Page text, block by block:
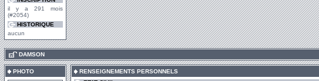
il y a 291 mois
(#2054)
HISTORIQUE
aucun
DAMSON
PHOTO
RENSEIGNEMENTS PERSONNELS